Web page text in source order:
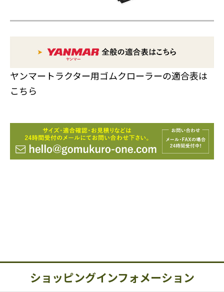
ヤンマートラクター用ゴムクローラーの適合表は
こちら
ショッピングインフォメーション